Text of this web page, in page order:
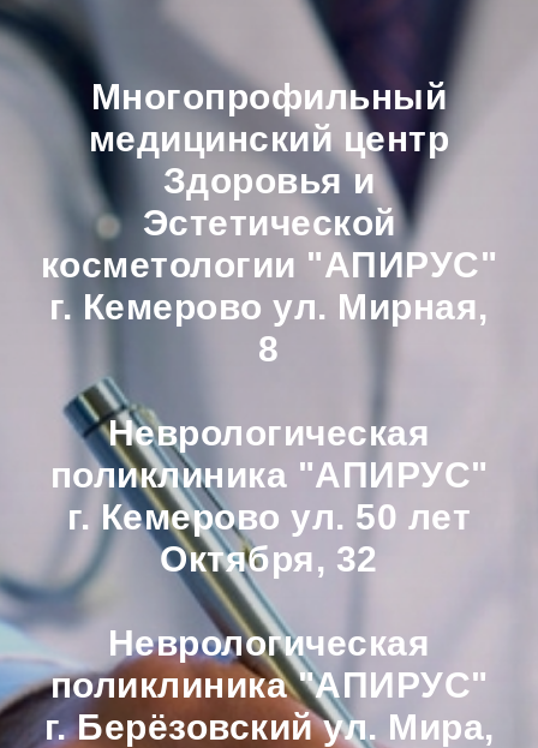
Многопрофильный
медицинский центр
Здоровья и
Эстетической
косметологии "АПИРУС"
г. Кемерово ул. Мирная,
8
Неврологическая
поликлиника "АПИРУС"
г. Кемерово ул. 50 лет
Октября, 32
Неврологическая
поликлиника "АПИРУС"
г. Берёзовский ул. Мира,